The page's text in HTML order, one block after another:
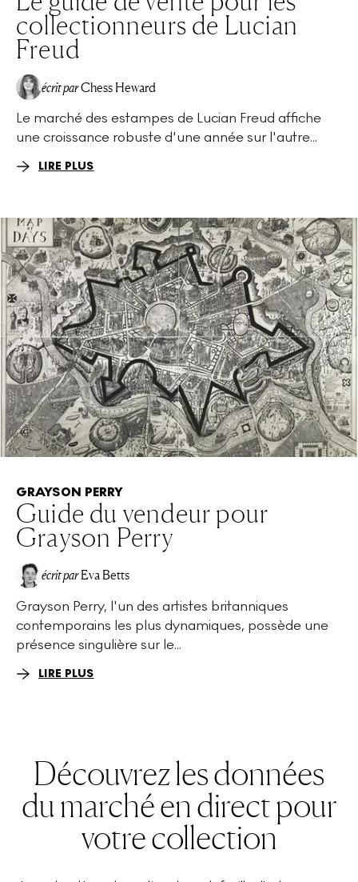
collectionneurs de Lucian
Freud
écrit parChess Heward
Le marché des estampes de Lucian Freud affiche
une croissance robuste d'une année sur l'autre...
LIRE PLUS
GRAYSON PERRY
Guide du vendeur pour
Grayson Perry
écrit par Eva Betts
Grayson Perry, l'un des artistes britanniques
contemporains les plus dynamiques, possède une
présence singulière sur le...
LIRE PLUS
Découvrez les données
du marché en direct pour
votre collection